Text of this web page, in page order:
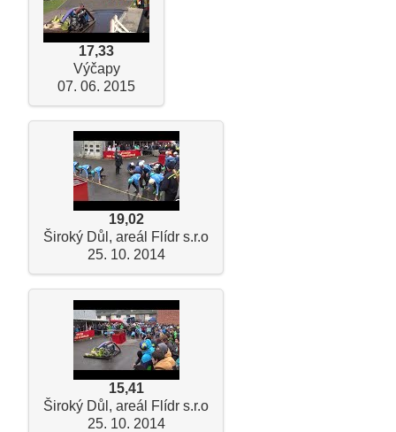
17,33
Výčapy
07. 06. 2015
19,02
Široký Důl, areál Flídr s.r.o
25. 10. 2014
15,41
Široký Důl, areál Flídr s.r.o
25. 10. 2014